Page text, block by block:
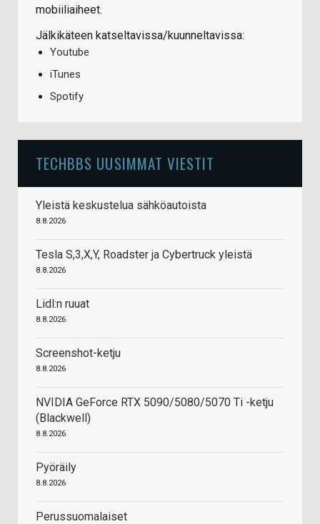
mobiiliaiheet.
Jälkikäteen katseltavissa/kuunneltavissa:
Youtube
iTunes
Spotify
TECHBBS UUSIMMAT VIESTIT
Yleistä keskustelua sähköautoista
8.8.2026
Tesla S,3,X,Y, Roadster ja Cybertruck yleistä
8.8.2026
Lidl:n ruuat
8.8.2026
Screenshot-ketju
8.8.2026
NVIDIA GeForce RTX 5090/5080/5070 Ti -ketju
(Blackwell)
8.8.2026
Pyöräily
8.8.2026
Perussuomalaiset